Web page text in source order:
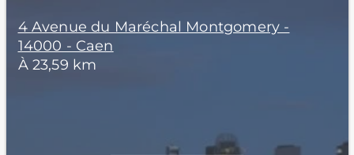
4 Avenue du Maréchal Montgomery -
14000 - Caen
À 23,59 km